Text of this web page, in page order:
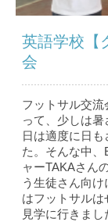
英語学校【
会
フットサル交流
って、少しは
日は適度に日
た。そんな中
ャーTAKAさん
う生徒さん向
はフットサル
見学に行きまし